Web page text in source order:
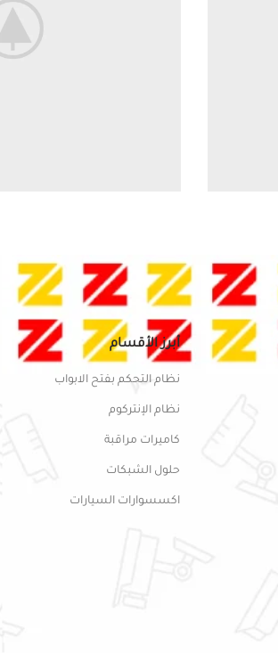
أبرز الأقسام
نظام التحكم بفتح الابواب
نظام الإنتركوم
كاميرات مراقبة
حلول الشبكات
اكسسوارات السيارات